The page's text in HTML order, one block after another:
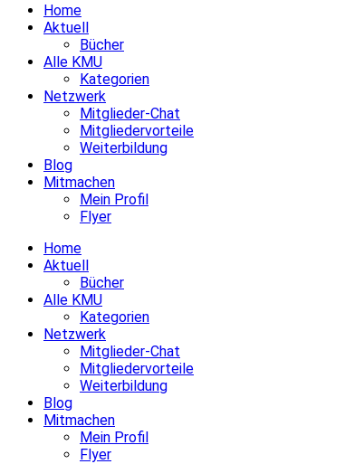
Home
Aktuell
Bücher
Alle KMU
Kategorien
Netzwerk
Mitglieder-Chat
Mitgliedervorteile
Weiterbildung
Blog
Mitmachen
Mein Profil
Flyer
Home
Aktuell
Bücher
Alle KMU
Kategorien
Netzwerk
Mitglieder-Chat
Mitgliedervorteile
Weiterbildung
Blog
Mitmachen
Mein Profil
Flyer